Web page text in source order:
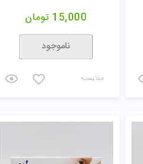
15,000 تومان
ناموجود
مقایسـه